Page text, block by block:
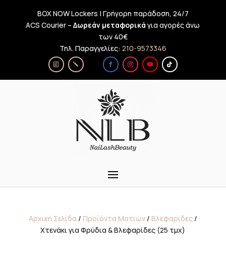
BOX NOW Lockers | Γρήγορη παράδοση, 24/7
ACS Courier –Δωρεάν μεταφορικά για αγορές άνω
των 40€
Τηλ. Παραγγελίες: 210-9573346
Αρχική Σελίδα / Προϊόντα Ματιών/ Βλεφαρίδες/
Χτενάκι για Φρύδια & Βλεφαρίδες (25 τμχ)